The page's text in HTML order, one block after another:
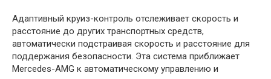
Адаптивный круиз-контроль отслеживает скорость и
расстояние до других транспортных средств,
автоматически подстраивая скорость и расстояние для
поддержания безопасности. Эта система приближает
Mercedes-AMG к автоматическому управлению и